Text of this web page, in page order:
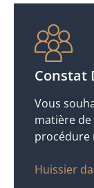
Constat
Vous
matière de
procédure
Huissier